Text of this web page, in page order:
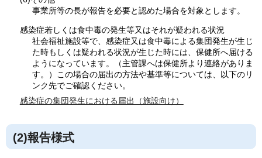
事業所等の長が報告を必要と認めた場合を対象とします。
感染症若しくは食中毒の発生等又はそれが疑われる状況
社会福祉施設等で、感染症又は食中毒による集団発生が生じ
た時もしくは疑われる状況が生じた時には、保健所へ届ける
ようになっています。（主管課へは保健所より連絡がありま
す。）この場合の届出の方法や基準等については、以下のリ
ンク先でご確認ください。
感染症の集団発生における届出（施設向け）
(2)報告様式